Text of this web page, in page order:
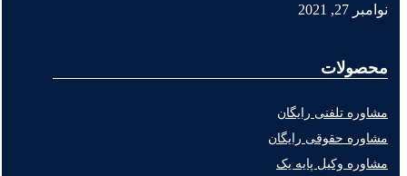
نوامبر 27, 2021
محصولات
مشاوره تلفنی رایگان
مشاوره حقوقی رایگان
مشاوره وکیل پایه یک